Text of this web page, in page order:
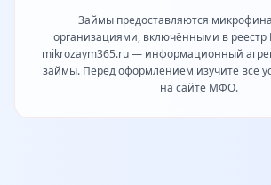
Займы предоставляются
организациями, включёнными в
mikrozaym365.ru — информационный
займы. Перед оформлением изучите все
на сайте МФО.